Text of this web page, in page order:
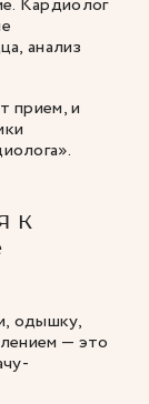
анализ
прием, и
».
к
одышку,
— это